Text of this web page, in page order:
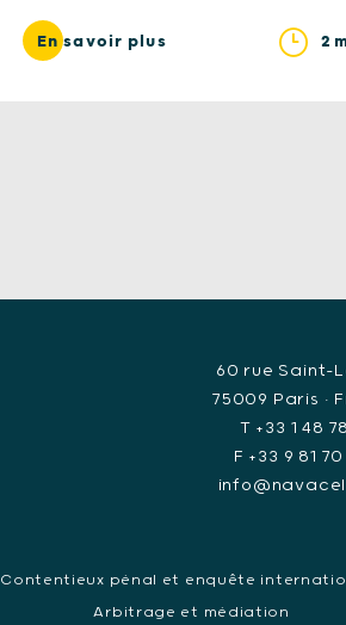
En savoir plus 2
60 rue Saint-
75009 Paris •
T +33 1 48
F +33 9 81
Contentieux pénal et enquête
Arbitrage et médiation